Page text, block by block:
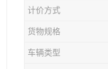
计价方式
货物规格
车辆类型